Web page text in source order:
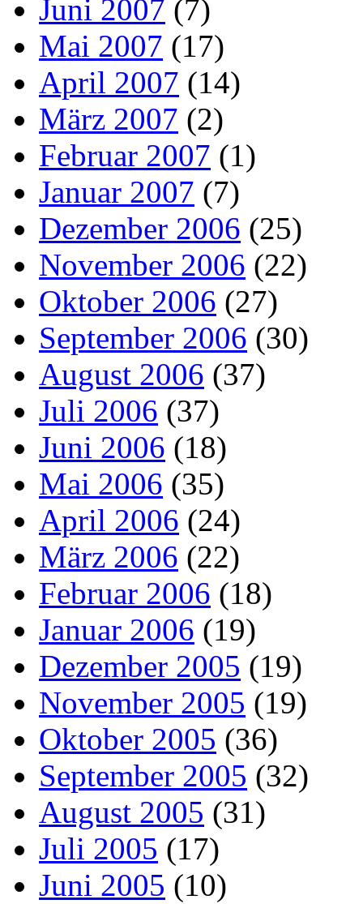
Juni 2007 (7)
Mai 2007 (17)
April 2007 (14)
März 2007 (2)
Februar 2007 (1)
Januar 2007 (7)
Dezember 2006 (25)
November 2006 (22)
Oktober 2006 (27)
September 2006 (30)
August 2006 (37)
Juli 2006 (37)
Juni 2006 (18)
Mai 2006 (35)
April 2006 (24)
März 2006 (22)
Februar 2006 (18)
Januar 2006 (19)
Dezember 2005 (19)
November 2005 (19)
Oktober 2005 (36)
September 2005 (32)
August 2005 (31)
Juli 2005 (17)
Juni 2005 (10)